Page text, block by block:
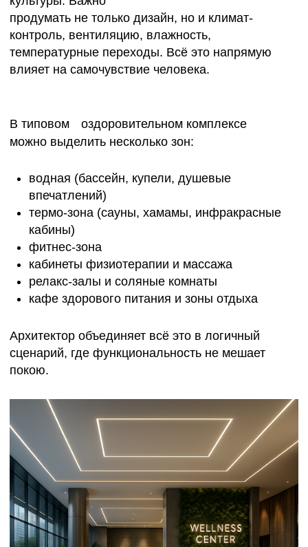
ПОЧЕМУ
ПРОЕКТИРОВАНИЕ
ВАЖНО ДОВЕРЯТЬ
ПРОФЕССИОНАЛАМ
комплексов
Для нас архитектура оздоровления — это
искусство баланса. Там, где человек вдыхает
полной грудью, где тело отдыхает, а свет не
режет глаз, начинается настоящее
восстановление. И если пространство
спроектировано с любовью, оно лечит само по
себе.
— это инвестиция в здоровье и репутацию. Такой
объект работает не только как бизнес, но и как
точка притяжения: место, куда возвращаются.
— сложный процесс, где пересекаются
вентиляция или перегруженный дизайн могут
свести на нет весь эффект.
Создание оздоровительного центра под ключ